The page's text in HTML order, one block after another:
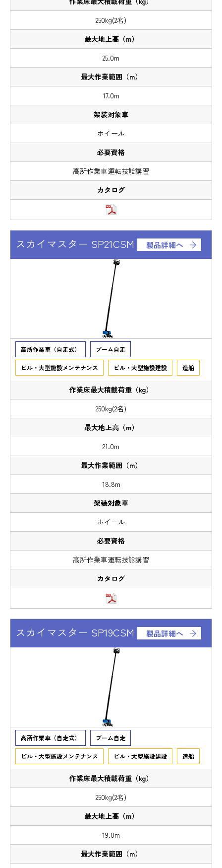
250kg(2名)
25.0m
17.0m
ホイール
高所作業車運転技能講習
スカイマスター SP21CSM 製品詳細へ
高所作業車（自走式） ブーム自走
ビル・大型施設メンテナンス ビル・大型施設建設 造船
250kg(2名)
21.0m
18.8m
ホイール
高所作業車運転技能講習
スカイマスター SP19CSM 製品詳細へ
高所作業車（自走式） ブーム自走
ビル・大型施設メンテナンス ビル・大型施設建設 造船
250kg(2名)
19.0m